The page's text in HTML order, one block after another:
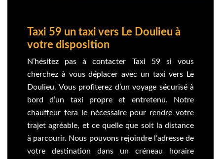
Taxi 59 un taxi vers Le Doulieu à
votre disposition
N’hésitez pas à contacter Taxi 59 si vous
cherchez à vous déplacer avec un taxi vers Le
Doulieu. Vous profiterez d’un voyage sécurisé à
bord d’un taxi propre et entretenu. Notre
chauffeur fera le nécessaire pour rendre votre
trajet agréable, et ce quelle que soit la distance
à parcourir. Nous pouvons rejoindre l’adresse de
votre destination dans un créneau horaire